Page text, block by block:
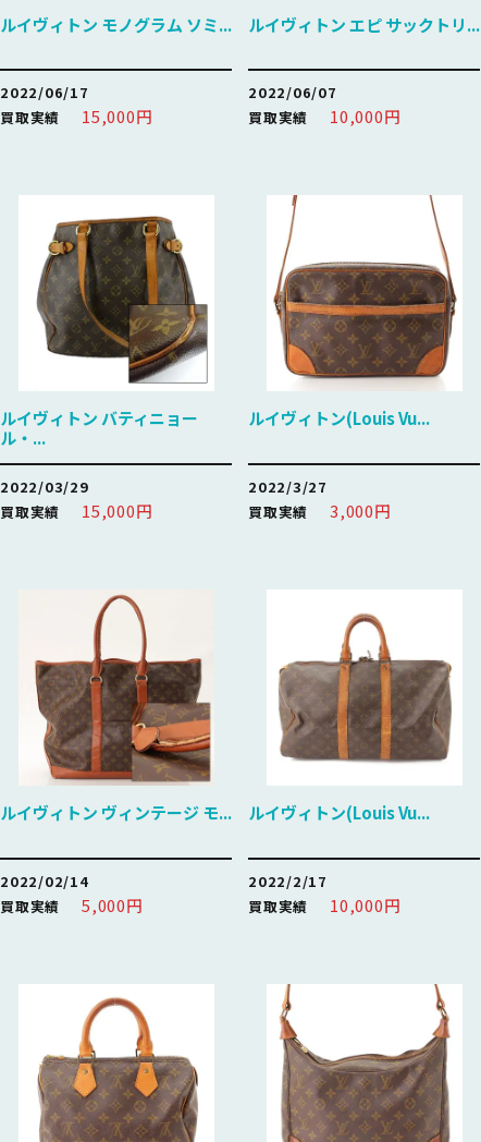
ルイヴィトン モノグラム ソミ...
2022/06/17
買取実績
15,000円
ルイヴィトン エピ サックトリ...
2022/06/07
買取実績
10,000円
ルイヴィトン バティニョー
ル・...
2022/03/29
買取実績
15,000円
ルイヴィトン(Louis Vu...
2022/3/27
買取実績
3,000円
ルイヴィトン ヴィンテージ モ...
2022/02/14
買取実績
5,000円
ルイヴィトン(Louis Vu...
2022/2/17
買取実績
10,000円